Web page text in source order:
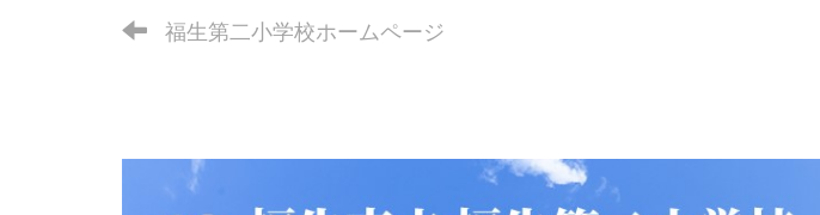
福生第二小学校ホームページ